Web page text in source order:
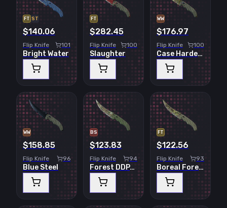
FT ST
$140.06
Flip Knife 101
Bright Water
FT
$282.45
Flip Knife 100
Slaughter
WW
$176.97
Flip Knife 100
Case Hardened
WW
$158.85
Flip Knife 96
Blue Steel
BS
$123.83
Flip Knife 94
Forest DDPAT
FT
$122.56
Flip Knife 93
Boreal Forest